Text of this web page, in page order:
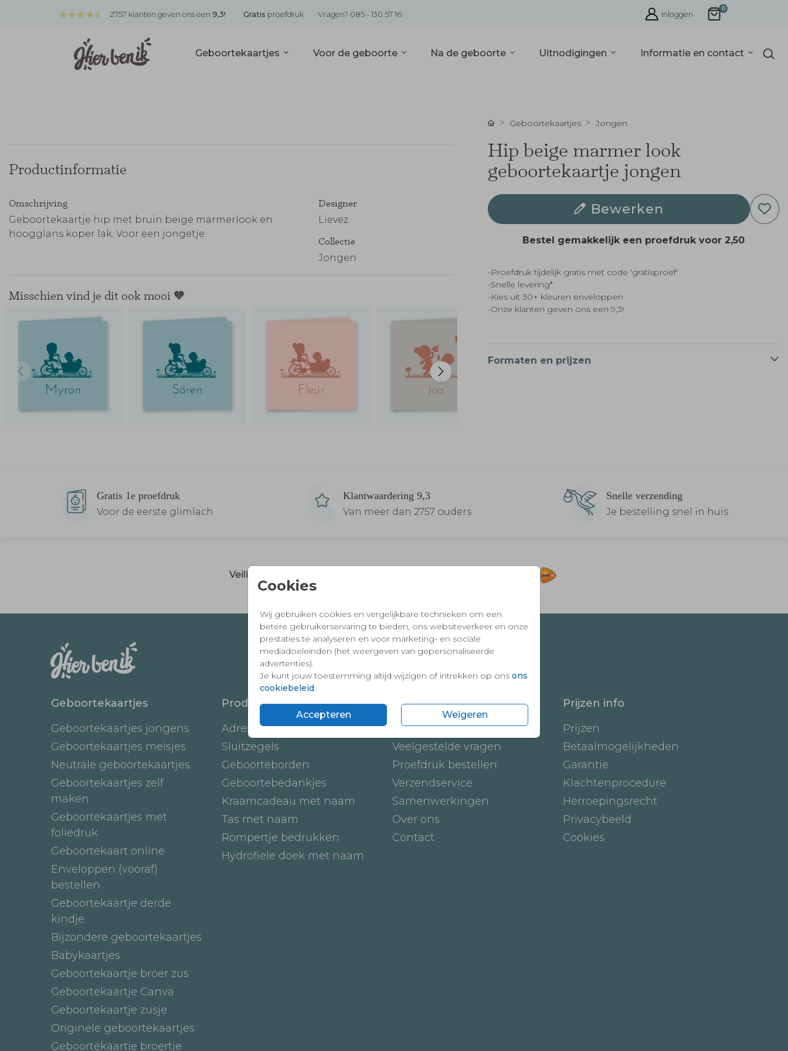
2757 klanten geven ons een 9,3! Gratis proefdruk Vragen? 085 - 130 57 16 Inloggen
0
Geboortekaartjes Voor de geboorte Na de geboorte Uitnodigingen Informatie en contact
Cookies
Wij gebruiken cookies en vergelijkbare technieken om een
betere gebruikerservaring te bieden, ons websiteverkeer en onze
prestaties te analyseren en voor marketing- en sociale
mediadoeleinden (het weergeven van gepersonaliseerde
advertenties).
Je kunt jouw toestemming altijd wijzigen of intrekken op ons ons
cookiebeleid
Accepteren Weigeren
Productinformatie
Omschrijving
Geboortekaartje hip met bruin beige marmerlook en
hoogglans koper lak. Voor een jongetje.
Designer
Lievez
Collectie
Jongen
Misschien vind je dit ook mooi 🧡
Geboortekaartjes Jongen
Hip beige marmer look
geboortekaartje jongen
Bewerken
Bestel gemakkelijk een proefdruk voor 2,50
-Proefdruk tijdelijk gratis met code 'gratisproef'
-Snelle levering*
-Kies uit 30+ kleuren enveloppen
-Onze klanten geven ons een 9,3!
Formaten en prijzen
Gratis 1e proefdruk
Voor de eerste glimlach
Klantwaardering 9,3
Van meer dan 2757 ouders
Snelle verzending
Je bestelling snel in huis
Veilig en vertrouwd winkelen en betalen
Geboortekaartjes
Geboortekaartjes jongens
Geboortekaartjes meisjes
Neutrale geboortekaartjes
Geboortekaartjes zelf
maken
Geboortekaartjes met
foliedruk
Geboortekaart online
Enveloppen (vooraf)
bestellen
Geboortekaartje derde
kindje
Bijzondere geboortekaartjes
Babykaartjes
Geboortekaartje broer zus
Geboortekaartje Canva
Geboortekaartje zusje
Originele geboortekaartjes
Geboortekaartje broertje
Producten
Adresstickers
Sluitzegels
Geboorteborden
Geboortebedankjes
Kraamcadeau met naam
Tas met naam
Rompertje bedrukken
Hydrofiele doek met naam
Onze service
Hoe werkt het
Veelgestelde vragen
Proefdruk bestellen
Verzendservice
Samenwerkingen
Over ons
Contact
Prijzen info
Prijzen
Betaalmogelijkheden
Garantie
Klachtenprocedure
Herroepingsrecht
Privacybeeld
Cookies